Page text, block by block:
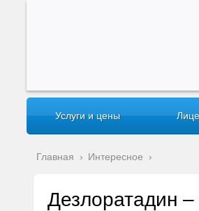
Услуги и цены
Главная › Интересное ›
Дезлоратадин